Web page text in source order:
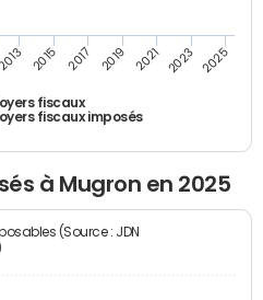
fiscaux
fiscaux imposés
2015 2017 2019 2021 2023 2025
à Mugron en 2025
(Source : JDN